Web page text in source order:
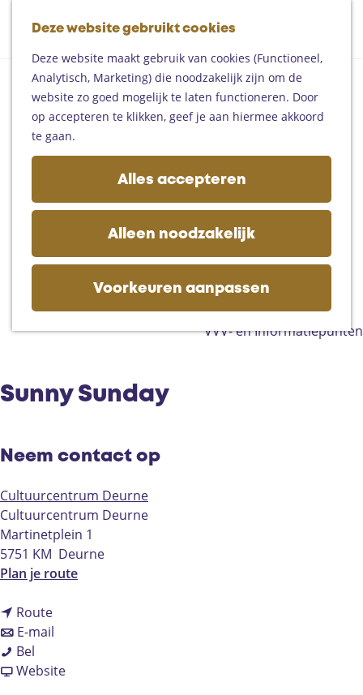
Deze website gebruikt cookies
Deze website maakt gebruik van cookies (Functioneel,
Analytisch, Marketing) die noodzakelijk zijn om de
website zo goed mogelijk te laten functioneren. Door op
accepteren te klikken, geef je aan hiermee akkoord te
gaan.
Alles accepteren
Alleen noodzakelijk
Voorkeuren aanpassen
a
n
a
a
r
e
h
m
e
a
g
e
M
e
n
u
K
a
a
r
t
Z
o
e
k
e
Mountainbiken
Toproutes
De regio
Someren
Asten
Deurne
Laarbeek
Plan je bezoek
Bijzonder overnachten
Zakelijk bezoek
VVV- en Informatiepunten
Sunny Sunday
Neem contact op
Cultuurcentrum Deurne
Cultuurcentrum Deurne
Martinetplein 1
5751 KM Deurne
Plan je routen
Routen
a
r
E-mail
a
Bel
u
Websitev